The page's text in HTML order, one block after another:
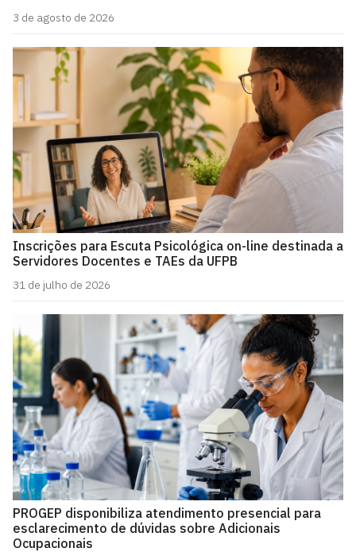
3 de agosto de 2026
Inscrições para Escuta Psicológica on-line destinada a
Servidores Docentes e TAEs da UFPB
31 de julho de 2026
PROGEP disponibiliza atendimento presencial para
esclarecimento de dúvidas sobre Adicionais
Ocupacionais